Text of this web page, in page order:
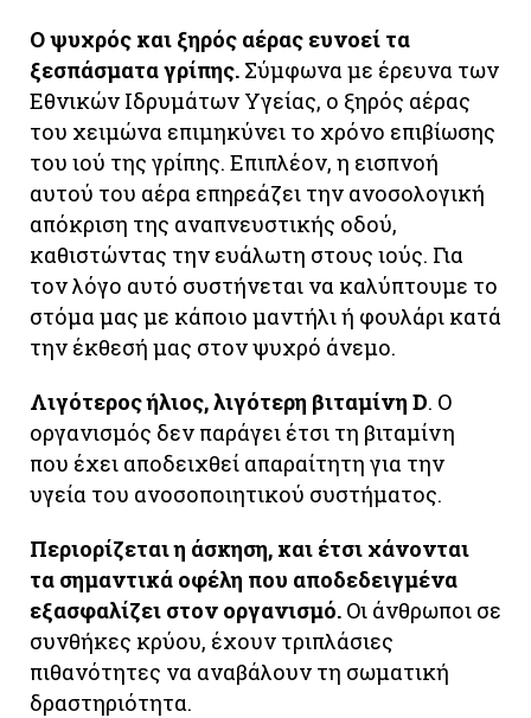
Ο ψυχρός και ξηρός αέρας ευνοεί τα
ξεσπάσματα γρίπης. Σύμφωνα με έρευνα των
Εθνικών Ιδρυμάτων Υγείας, ο ξηρός αέρας
του χειμώνα επιμηκύνει το χρόνο επιβίωσης
του ιού της γρίπης. Επιπλέον, η εισπνοή
αυτού του αέρα επηρεάζει την ανοσολογική
απόκριση της αναπνευστικής οδού,
καθιστώντας την ευάλωτη στους ιούς. Για
τον λόγο αυτό συστήνεται να καλύπτουμε το
στόμα μας με κάποιο μαντήλι ή φουλάρι κατά
την έκθεσή μας στον ψυχρό άνεμο.
Λιγότερος ήλιος, λιγότερη βιταμίνη D. Ο
οργανισμός δεν παράγει έτσι τη βιταμίνη
που έχει αποδειχθεί απαραίτητη για την
υγεία του ανοσοποιητικού συστήματος.
Περιορίζεται η άσκηση, και έτσι χάνονται
τα σημαντικά οφέλη που αποδεδειγμένα
εξασφαλίζει στον οργανισμό. Οι άνθρωποι σε
συνθήκες κρύου, έχουν τριπλάσιες
πιθανότητες να αναβάλουν τη σωματική
δραστηριότητα.